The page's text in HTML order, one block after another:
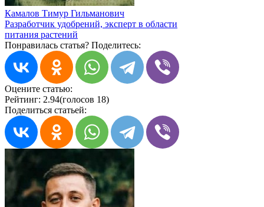
Камалов Тимур Гильманович
Разработчик удобрений, эксперт в области
питания растений
Понравилась статья? Поделитесь:
Оцените статью:
Рейтинг: 2.94(голосов 18)
Поделиться статьей: